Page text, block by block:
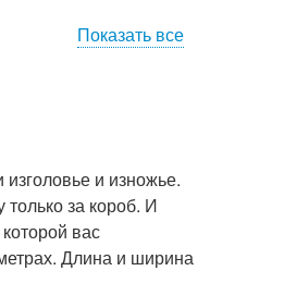
Показать все
и изножье.
за короб. И
вас
Длина и ширина